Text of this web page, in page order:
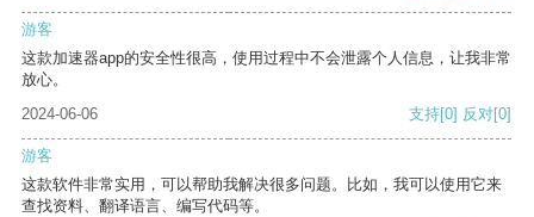
游客
这款加速器app的安全性很高，使用过程中不会泄露个人信息，让我非常
放心。
2024-06-06
支持[0] 反对[0]
游客
这款软件非常实用，可以帮助我解决很多问题。比如，我可以使用它来
查找资料、翻译语言、编写代码等。